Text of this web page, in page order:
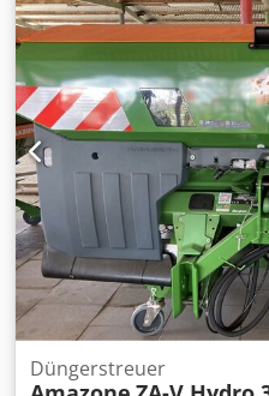
Düngerstreuer